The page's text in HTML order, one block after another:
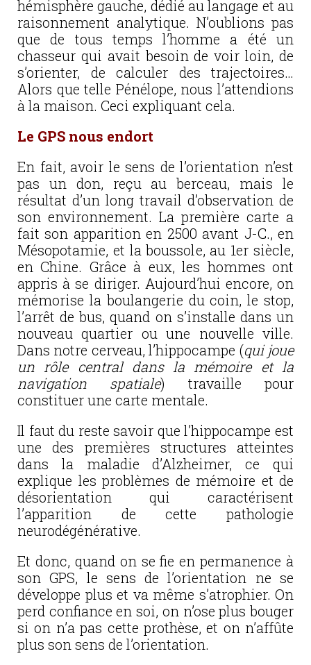
hémisphère gauche, dédié au langage et au
raisonnement analytique. N’oublions pas
que de tous temps l’homme a été un
chasseur qui avait besoin de voir loin, de
s’orienter, de calculer des trajectoires…
Alors que telle Pénélope, nous l’attendions
à la maison. Ceci expliquant cela.
Le GPS nous endort
En fait, avoir le sens de l’orientation n’est
pas un don, reçu au berceau, mais le
résultat d’un long travail d’observation de
son environnement. La première carte a
fait son apparition en 2500 avant J-C., en
Mésopotamie, et la boussole, au 1er siècle,
en Chine. Grâce à eux, les hommes ont
appris à se diriger. Aujourd’hui encore, on
mémorise la boulangerie du coin, le stop,
l’arrêt de bus, quand on s’installe dans un
nouveau quartier ou une nouvelle ville.
Dans notre cerveau, l’hippocampe (qui joue
un rôle central dans la mémoire et la
navigation spatiale) travaille pour
constituer une carte mentale.
Il faut du reste savoir que l’hippocampe est
une des premières structures atteintes
dans la maladie d’Alzheimer, ce qui
explique les problèmes de mémoire et de
désorientation qui caractérisent
l’apparition de cette pathologie
neurodégénérative.
Et donc, quand on se fie en permanence à
son GPS, le sens de l’orientation ne se
développe plus et va même s’atrophier. On
perd confiance en soi, on n’ose plus bouger
si on n’a pas cette prothèse, et on n’affûte
plus son sens de l’orientation.